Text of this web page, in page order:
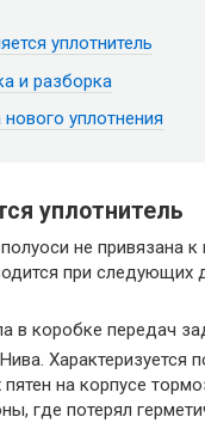
уплотнитель
и разборка
уплотнения
уплотнитель
не привязана к
при следующих
в коробке передач
Характеризуется
на корпусе
где потерял